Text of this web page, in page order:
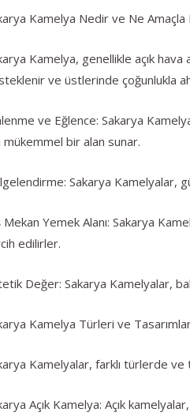
Kamelya Nedir ve Ne Amaçla
Kamelya, genellikle açık
ve üstlerinde çoğunlukla
ve Eğlence: Sakarya
mükemmel bir alan sunar.
Sakarya Kamelyalar,
Mekan Yemek Alanı: Sakarya
edilirler.
Değer: Sakarya Kamelyalar,
Kamelya Türleri ve
Kamelyalar, farklı türlerde ve
Açık Kamelya: Açık